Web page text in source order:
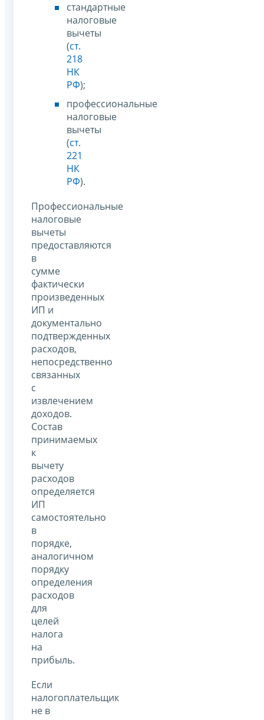
стандартные
налоговые
вычеты
(ст.
218
НК
РФ);
профессиональные
налоговые
вычеты
(ст.
221
НК
РФ).
Профессиональные
налоговые
вычеты
предоставляются
в
сумме
фактически
произведенных
ИП и
документально
подтвержденных
расходов,
непосредственно
связанных
с
извлечением
доходов.
Состав
принимаемых
к
вычету
расходов
определяется
ИП
самостоятельно
в
порядке,
аналогичном
порядку
определения
расходов
для
целей
налога
на
прибыль.
Если
налогоплательщик
не в